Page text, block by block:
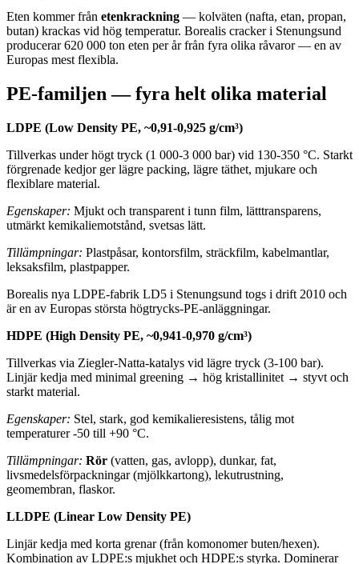
Eten kommer från etenkrackning — kolväten (nafta, etan, propan,
butan) krackas vid hög temperatur. Borealis cracker i Stenungsund
producerar 620 000 ton eten per år från fyra olika råvaror — en av
Europas mest flexibla.
PE-familjen — fyra helt olika material
LDPE (Low Density PE, ~0,91-0,925 g/cm³)
Tillverkas under högt tryck (1 000-3 000 bar) vid 130-350 °C. Starkt
förgrenade kedjor ger lägre packing, lägre täthet, mjukare och
flexiblare material.
Egenskaper: Mjukt och transparent i tunn film, lätttransparens,
utmärkt kemikaliemotstånd, svetsas lätt.
Tillämpningar: Plastpåsar, kontorsfilm, sträckfilm, kabelmantlar,
leksaksfilm, plastpapper.
Borealis nya LDPE-fabrik LD5 i Stenungsund togs i drift 2010 och
är en av Europas största högtrycks-PE-anläggningar.
HDPE (High Density PE, ~0,941-0,970 g/cm³)
Tillverkas via Ziegler-Natta-katalys vid lägre tryck (3-100 bar).
Linjär kedja med minimal greening → hög kristallinitet → styvt och
starkt material.
Egenskaper: Stel, stark, god kemikalieresistens, tålig mot
temperaturer -50 till +90 °C.
Tillämpningar: Rör (vatten, gas, avlopp), dunkar, fat,
livsmedelsförpackningar (mjölkkartong), lekutrustning,
geomembran, flaskor.
LLDPE (Linear Low Density PE)
Linjär kedja med korta grenar (från komonomer buten/hexen).
Kombination av LDPE:s mjukhet och HDPE:s styrka. Dominerar